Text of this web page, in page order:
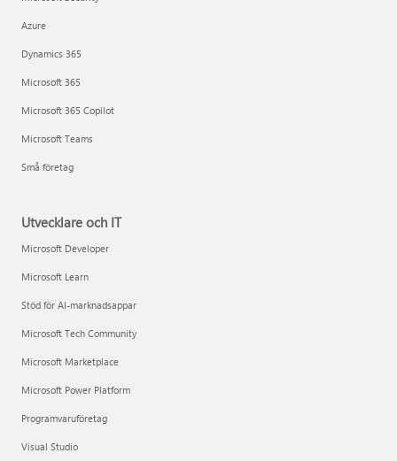
Azure
Dynamics 365
Microsoft 365
Microsoft 365 Copilot
Microsoft Teams
Små företag
Utvecklare och IT
Microsoft Developer
Microsoft Learn
Stöd för AI-marknadsappar
Microsoft Tech Community
Microsoft Marketplace
Microsoft Power Platform
Programvaruföretag
Visual Studio